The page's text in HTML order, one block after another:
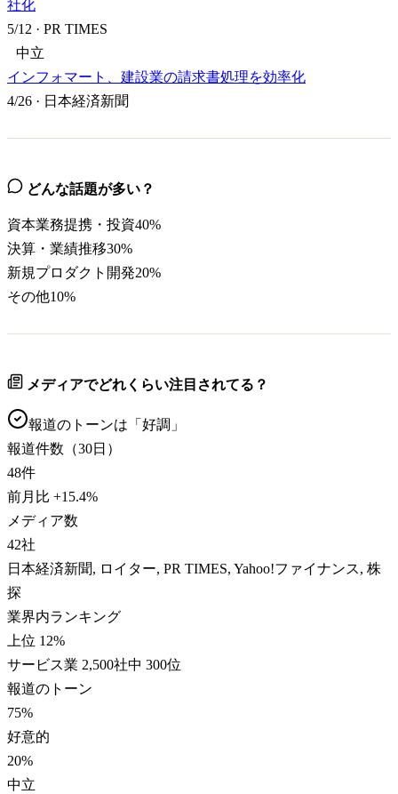
社化
5/12 · PR TIMES
中立
インフォマート、建設業の請求書処理を効率化
4/26 · 日本経済新聞
どんな話題が多い？
資本業務提携・投資40%
決算・業績推移30%
新規プロダクト開発20%
その他10%
メディアでどれくらい注目されてる？
報道のトーンは「 好調 」
報道件数（30日）
48件
前月比 +15.4%
メディア数
42社
日本経済新聞, ロイター, PR TIMES, Yahoo!ファイナンス, 株
探
業界内ランキング
上位 12%
サービス業 2,500社中 300位
報道のトーン
75%
好意的
20%
中立